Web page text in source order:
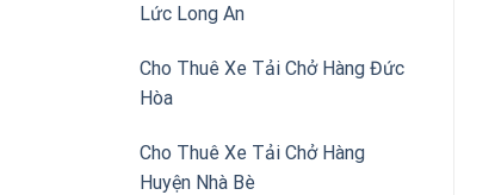
Lức Long An
Cho Thuê Xe Tải Chở Hàng Đức
Hòa
Cho Thuê Xe Tải Chở Hàng
Huyện Nhà Bè